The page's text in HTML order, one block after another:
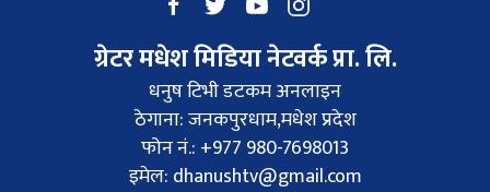
ग्रेटर मधेश मिडिया नेटवर्क प्रा. लि.
धनुष टिभी डटकम अनलाइन
ठेगाना: जनकपुरधाम,मधेश प्रदेश
फोन नं.: +977 980-7698013
इमेल: dhanushtv@gmail.com